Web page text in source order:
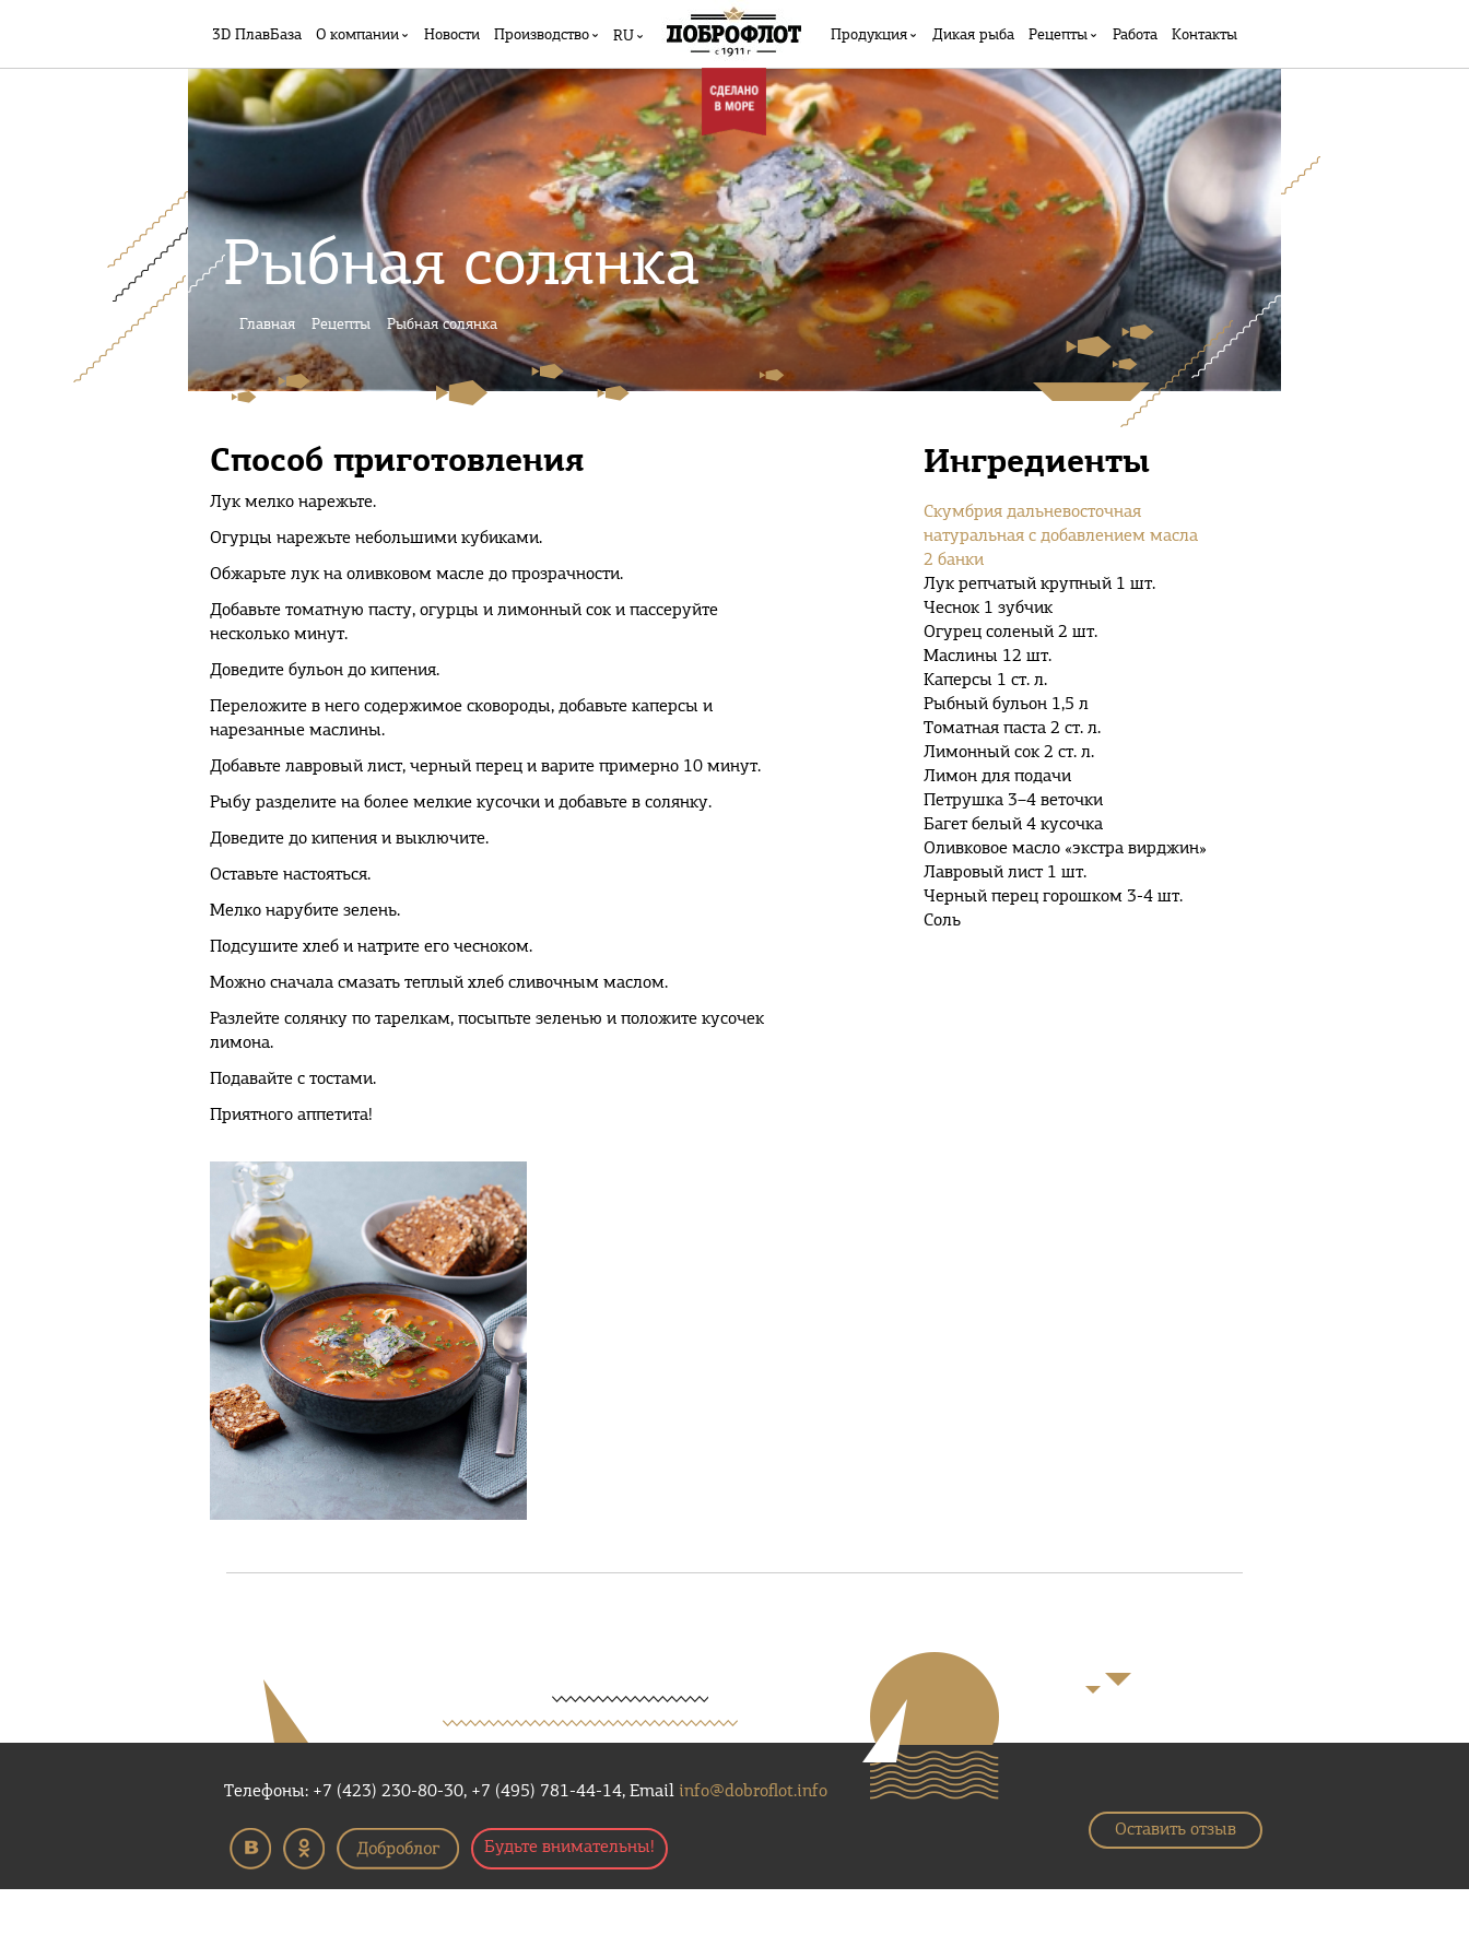
3D ПлавБаза О компании Новости Производство RU Продукция Дикая рыба Рецепты Работа Контакты
Рыбная солянка
Главная Рецепты Рыбная солянка
Ингредиенты
Скумбрия дальневосточная
натуральная с добавлением масла
2 банки
Лук репчатый крупный 1 шт.
Чеснок 1 зубчик
Огурец соленый 2 шт.
Маслины 12 шт.
Каперсы 1 ст. л.
Рыбный бульон 1,5 л
Томатная паста 2 ст. л.
Лимонный сок 2 ст. л.
Лимон для подачи
Петрушка 3–4 веточки
Багет белый 4 кусочка
Оливковое масло «экстра вирджин»
Лавровый лист 1 шт.
Черный перец горошком 3-4 шт.
Соль
Способ приготовления
Лук мелко нарежьте.
Огурцы нарежьте небольшими кубиками.
Обжарьте лук на оливковом масле до прозрачности.
Добавьте томатную пасту, огурцы и лимонный сок и пассеруйте
несколько минут.
Доведите бульон до кипения.
Переложите в него содержимое сковороды, добавьте каперсы и
нарезанные маслины.
Добавьте лавровый лист, черный перец и варите примерно 10 минут.
Рыбу разделите на более мелкие кусочки и добавьте в солянку.
Доведите до кипения и выключите.
Оставьте настояться.
Мелко нарубите зелень.
Подсушите хлеб и натрите его чесноком.
Можно сначала смазать теплый хлеб сливочным маслом.
Разлейте солянку по тарелкам, посыпьте зеленью и положите кусочек
лимона.
Подавайте с тостами.
Приятного аппетита!
Телефоны: +7 (423) 230-80-30, +7 (495) 781-44-14, Email info@dobroflot.info
Будьте внимательны!
Оставить отзыв